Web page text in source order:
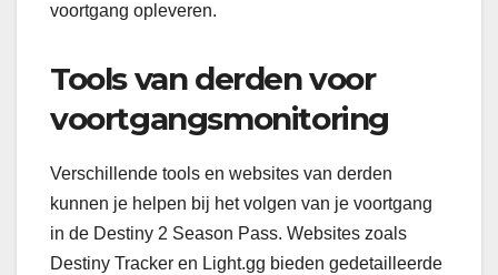
voortgang opleveren.
Tools van derden voor
voortgangsmonitoring
Verschillende tools en websites van derden
kunnen je helpen bij het volgen van je voortgang
in de Destiny 2 Season Pass. Websites zoals
Destiny Tracker en Light.gg bieden gedetailleerde